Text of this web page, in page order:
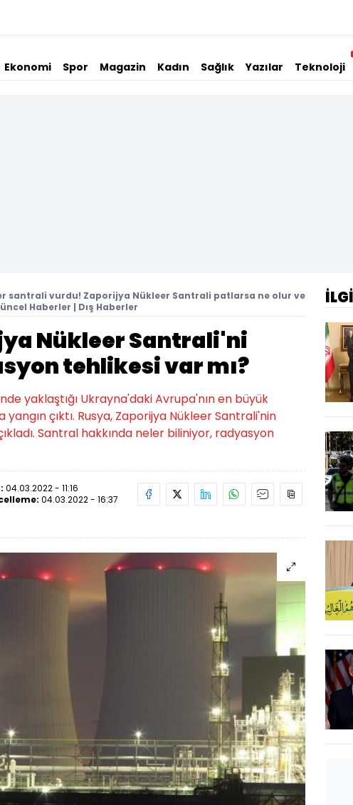
Ekonomi Spor Magazin Kadın Sağlık Yazılar Teknoloji
santrali vurdu! Zaporijya Nükleer Santrali patlarsa ne olur ve
Haberler | Dış Haberler
Nükleer Santrali'ni
tehlikesi var mı?
yaklaştığı Ukrayna'daki Avrupa'nın en büyük
çıktı. Rusya, Zaporijya Nükleer Santrali'nin
Santral hakkında neler biliniyor, radyasyon
04.03.2022 - 11:16
04.03.2022 - 16:37